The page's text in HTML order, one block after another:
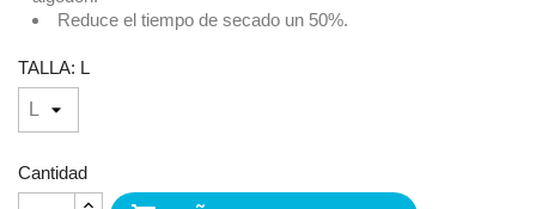
Reduce el tiempo de secado un 50%.
TALLA: L
Cantidad